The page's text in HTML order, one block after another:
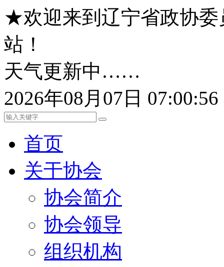
★欢迎来到辽宁省政协委
站！
天气更新中……
2026年08月07日
首页
关于协会
协会简介
协会领导
组织机构